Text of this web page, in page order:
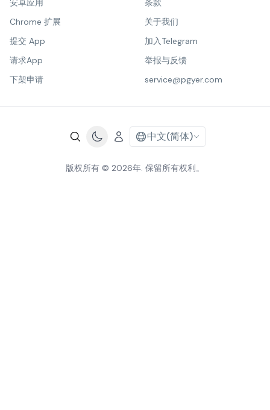
安卓应用
Chrome 扩展
提交 App
请求App
下架申请
条款
关于我们
加入Telegram
举报与反馈
service@pgyer.com
中文(简体)
版权所有 © 2026年. 保留所有权利。